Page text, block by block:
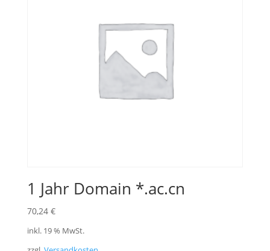
1 Jahr Domain *.ac.cn
70,24 €
inkl. 19 % MwSt.